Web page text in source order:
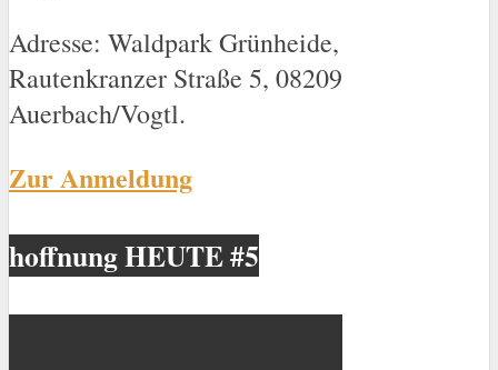
Adresse: Waldpark Grünheide,
Rautenkranzer Straße 5, 08209
Auerbach/Vogtl.
Zur Anmeldung
hoffnung HEUTE #5